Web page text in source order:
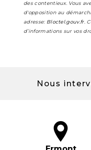
des contentieux. Vous
d'opposition au
adresse: Bloctel.gouv.fr.
d’informations sur vos
Nous